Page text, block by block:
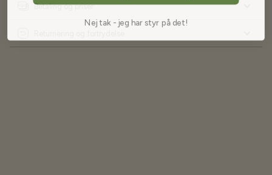
Betaling og priser
Nej tak - jeg har styr på det!